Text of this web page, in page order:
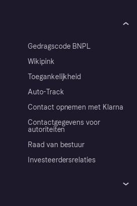
Gedragscode BNPL
Wikipink
Toegankelijkheid
Auto-Track
Contact opnemen met Klarna
Contactgegevens voor
autoriteiten
Raad van bestuur
Investeerdersrelaties